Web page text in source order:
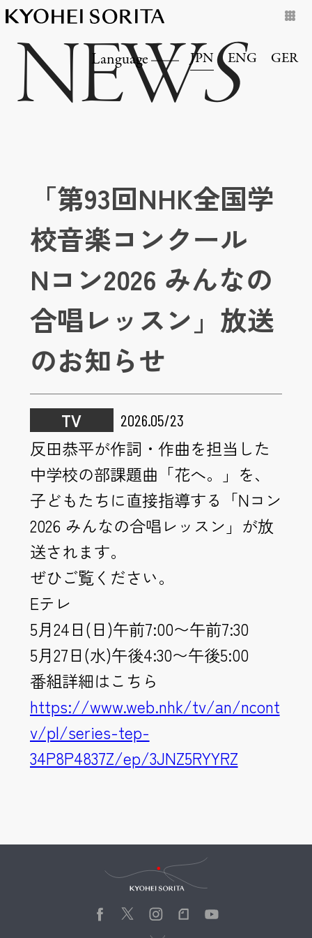
Language JPN ENG GER
NEWS
「第93回NHK全国学
校音楽コンクール
Nコン2026 みんなの
合唱レッスン」放送
のお知らせ
TV 2026.05/23
反田恭平が作詞・作曲を担当した
中学校の部課題曲「花へ。」を、
子どもたちに直接指導する「Nコン
2026 みんなの合唱レッスン」が放
送されます。
ぜひご覧ください。
Eテレ
5月24日(日)午前7:00〜午前7:30
5月27日(水)午後4:30〜午後5:00
番組詳細はこちら
https://www.web.nhk/tv/an/ncont
v/pl/series-tep-
34P8P4837Z/ep/3JNZ5RYYRZ